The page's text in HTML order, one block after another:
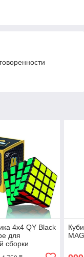
4х4 QY Black
для
сборки